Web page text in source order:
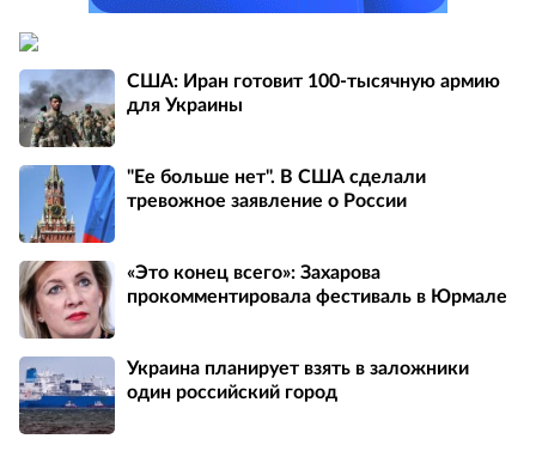
США: Иран готовит 100-тысячную армию
для Украины
"Ее больше нет". В США сделали
тревожное заявление о России
«Это конец всего»: Захарова
прокомментировала фестиваль в Юрмале
Украина планирует взять в заложники
один российский город